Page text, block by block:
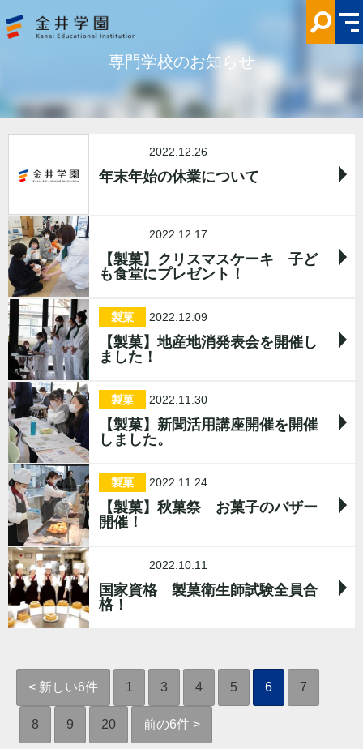
門
学
校
井
専門学校のお知らせ
2022.12.26
年末年始の休業について
2022.12.17
【製菓】クリスマスケーキ 子ど
も食堂にプレゼント！
製菓 2022.12.09
【製菓】地産地消発表会を開催し
ました！
製菓 2022.11.30
【製菓】新聞活用講座開催を開催
しました。
製菓 2022.11.24
【製菓】秋菓祭 お菓子のバザー
開催！
2022.10.11
国家資格 製菓衛生師試験全員合
格！
< 新しい6件 1 3 4 5 6 7
8 9 20 前の6件 >